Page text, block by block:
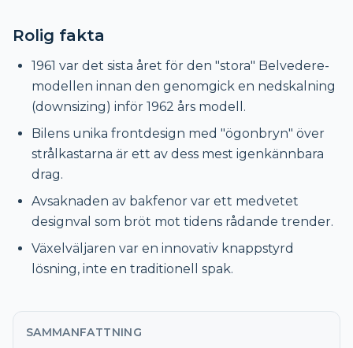
Rolig fakta
1961 var det sista året för den "stora" Belvedere-
modellen innan den genomgick en nedskalning
(downsizing) inför 1962 års modell.
Bilens unika frontdesign med "ögonbryn" över
strålkastarna är ett av dess mest igenkännbara
drag.
Avsaknaden av bakfenor var ett medvetet
designval som bröt mot tidens rådande trender.
Växelväljaren var en innovativ knappstyrd
lösning, inte en traditionell spak.
SAMMANFATTNING